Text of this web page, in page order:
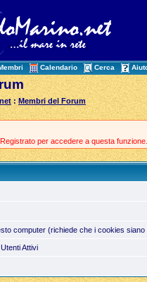
Calendario Cerca
:Membri del Forum
per accedere a questa funzione.
computer (richiede che i cookies siano
Attivi